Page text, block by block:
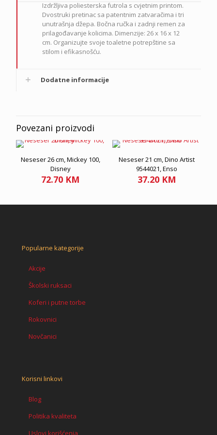
Izdržljiva poliesterska futrola s cvjetnim printom.
Dvostruki pretinac sa patentnim zatvaračima i tri
unutrašnja džepa. Bočna ručka i zadnji remen za
prilagođavanje kolicima. Dimenzije: 26 x 16 x 12
cm. Organizujte svoje toaletne potrepštine sa
stilom i efikasnošću.
Dodatne informacije
Povezani proizvodi
Neseser 26 cm, Mickey 100,
Disney
72.70 KM
Neseser 21 cm, Dino Artist
9544021, Enso
37.20 KM
Popularne kategorije
Akcije
Školski ruksaci
Koferi i putne torbe
Rokovnici
Novčanici
Korisni linkovi
Blog
Politika kvaliteta
Uslovi korišćenja